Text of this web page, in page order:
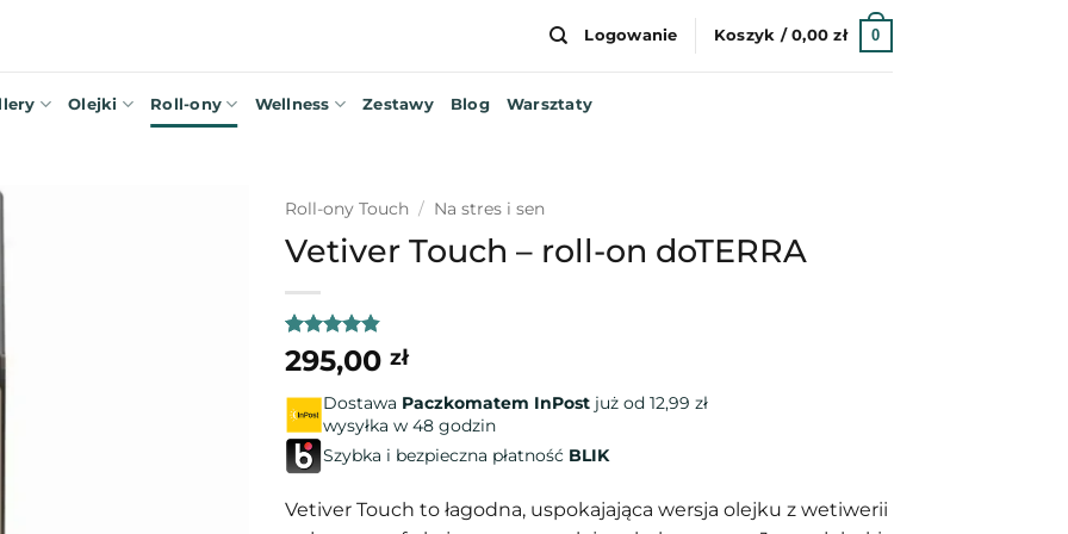
Logowanie Koszyk /0,00zł 0
Olejki Roll-ony Wellness Zestawy Blog Warsztaty
Roll-ony Touch / Na stres i sen
Vetiver Touch – roll-on doTERRA
Oceniony
4.79na 5
podstawie
29
ocen
klientów
295,00 zł
Dostawa Paczkomatem InPost już od 12,99 zł
wysyłka w 48 godzin
Szybka i bezpieczna płatność BLIK
Vetiver Touch to łagodna, uspokajająca wersja olejku z wetiwerii